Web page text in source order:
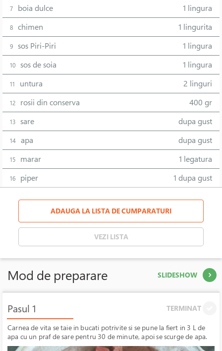
7 boia dulce 1 lingura
8 chimen 1 lingurita
9 sos Piri-Piri 1 lingura
10 sos de soia 1 lingura
11 untura 2 linguri
12 rosii din conserva 400 gr
13 sare dupa gust
14 apa dupa gust
15 marar 1 legatura
16 piper 1 dupa gust
ADAUGA LA LISTA DE CUMPARATURI
VEZI LISTA
Mod de preparare SLIDESHOW
Pasul 1 TERMINAT
Carnea de vita se taie in bucati potrivite si se pune la fiert in 3 L de
apa cu un praf de sare pentru 30 de minute, apoi se scurge de apa.